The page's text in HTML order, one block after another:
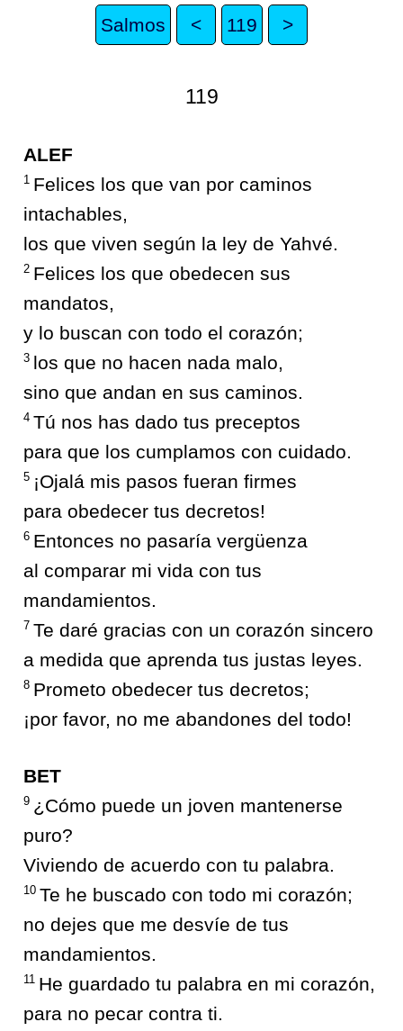
Salmos < 119 >
119
ALEF
1 Felices los que van por caminos
intachables,
los que viven según la ley de Yahvé.
2 Felices los que obedecen sus
mandatos,
y lo buscan con todo el corazón;
3 los que no hacen nada malo,
sino que andan en sus caminos.
4 Tú nos has dado tus preceptos
para que los cumplamos con cuidado.
5 ¡Ojalá mis pasos fueran firmes
para obedecer tus decretos!
6 Entonces no pasaría vergüenza
al comparar mi vida con tus
mandamientos.
7 Te daré gracias con un corazón sincero
a medida que aprenda tus justas leyes.
8 Prometo obedecer tus decretos;
¡por favor, no me abandones del todo!
BET
9 ¿Cómo puede un joven mantenerse
puro?
Viviendo de acuerdo con tu palabra.
10 Te he buscado con todo mi corazón;
no dejes que me desvíe de tus
mandamientos.
11 He guardado tu palabra en mi corazón,
para no pecar contra ti.